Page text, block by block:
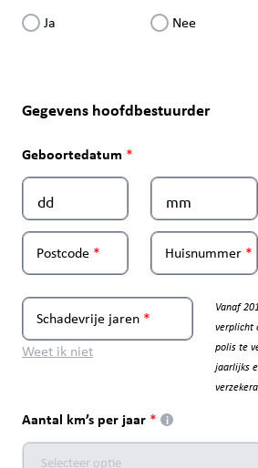
Ja Nee
Gegevens hoofdbestuurder
Geboortedatum
Postcode Huisnummer
Schadevrije jaren
Weet ik niet
Vanaf
verplicht
polis te
jaarlijks
Aantal km’s per jaar i